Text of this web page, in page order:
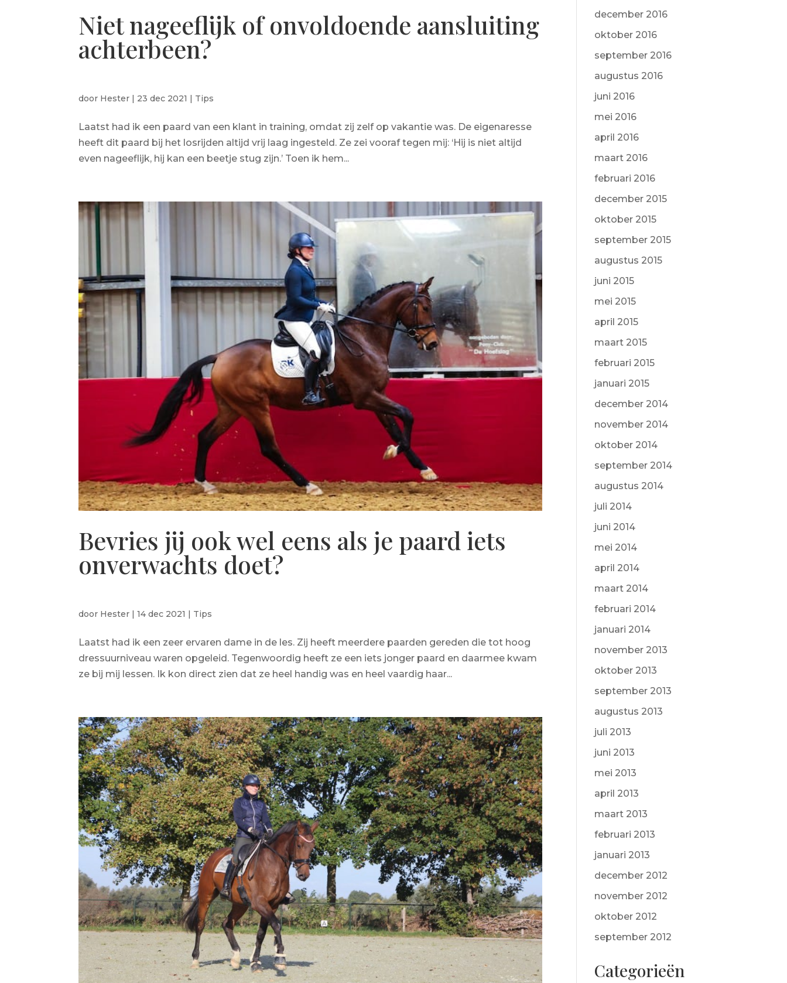
Niet nageeflijk of onvoldoende aansluiting
achterbeen?
door Hester | 23 dec 2021 | Tips
Laatst had ik een paard van een klant in training, omdat zij zelf op vakantie was. De eigenaresse
heeft dit paard bij het losrijden altijd vrij laag ingesteld. Ze zei vooraf tegen mij: ‘Hij is niet altijd
even nageeflijk, hij kan een beetje stug zijn.’ Toen ik hem...
Bevries jij ook wel eens als je paard iets
onverwachts doet?
door Hester |14 dec 2021 | Tips
Laatst had ik een zeer ervaren dame in de les. Zij heeft meerdere paarden gereden die tot hoog
dressuurniveau waren opgeleid. Tegenwoordig heeft ze een iets jonger paard en daarmee kwam
ze bij mij lessen. Ik kon direct zien dat ze heel handig was en heel vaardig haar...
december 2016
oktober 2016
september 2016
augustus 2016
juni 2016
mei 2016
april 2016
maart 2016
februari 2016
december 2015
oktober 2015
september 2015
augustus 2015
juni 2015
mei 2015
april 2015
maart 2015
februari 2015
januari 2015
december 2014
november 2014
oktober 2014
september 2014
augustus 2014
juli 2014
juni 2014
mei 2014
april 2014
maart 2014
februari 2014
januari 2014
november 2013
oktober 2013
september 2013
augustus 2013
juli 2013
juni 2013
mei 2013
april 2013
maart 2013
februari 2013
januari 2013
december 2012
november 2012
oktober 2012
september 2012
Categorieën